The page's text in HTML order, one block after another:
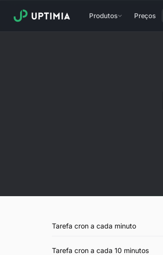
Produtos Preços
Tarefa cron a cada minuto
Tarefa cron a cada 10 minutos